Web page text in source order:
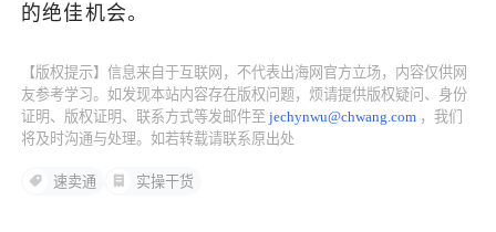
的绝佳机会。
【版权提示】信息来自于互联网，不代表出海网官方立场，内容仅供网
友参考学习。如发现本站内容存在版权问题，烦请提供版权疑问、身份
证明、版权证明、联系方式等发邮件至jechynwu@chwang.com ，我们
将及时沟通与处理。如若转载请联系原出处
速卖通 实操干货